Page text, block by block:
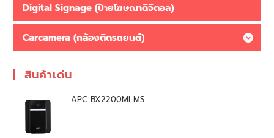
Digital Signage (ป้ายโฆษณาดิจิตอล)
Carcamera (กล้องติดรถยนต์)
สินค้าเด่น
APC BX2200MI MS